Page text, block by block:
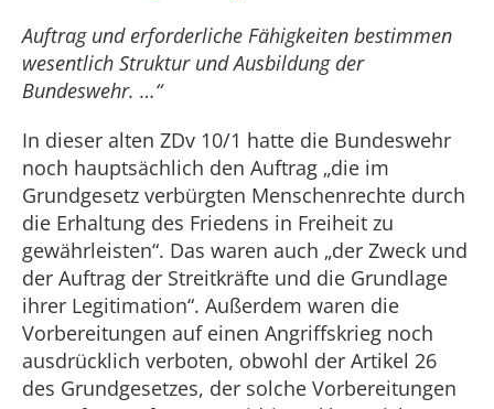
Auftrag und erforderliche Fähigkeiten bestimmen
wesentlich Struktur und Ausbildung der
Bundeswehr. …“
In dieser alten ZDv 10/1 hatte die Bundeswehr
noch hauptsächlich den Auftrag „die im
Grundgesetz verbürgten Menschenrechte durch
die Erhaltung des Friedens in Freiheit zu
gewährleisten“. Das waren auch „der Zweck und
der Auftrag der Streitkräfte und die Grundlage
ihrer Legitimation“. Außerdem waren die
Vorbereitungen auf einen Angriffskrieg noch
ausdrücklich verboten, obwohl der Artikel 26
des Grundgesetzes, der solche Vorbereitungen